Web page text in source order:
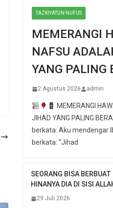
TAZKIYATUN NUFUS
MEMERANGI
NAFSU
YANG PALING
2 Agustus 2026 admin
MEMERANGI
JIHAD YANG PALING
berkata: Aku mendengar
berkata: “Jihad
SEORANG BISA
HINANYA DIA DI SISI
29 Juli 2026